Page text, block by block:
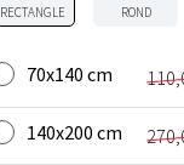
RECTANGLE ROND
70x140 cm Le
Le
140x200 cm Le
Le